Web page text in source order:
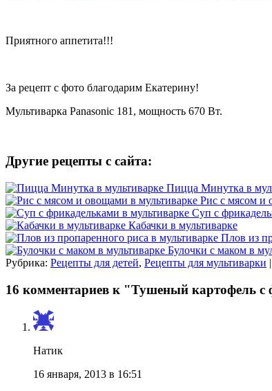
Приятного аппетита!!!
За рецепт с фото благодарим Екатерину!
Мультиварка Panasonic 181, мощность 670 Вт.
Другие рецепты с сайта:
Пицца Минутка в
Рис с мясом и
Суп с
Кабачки в мультиварке
Плов из
Булочки с маком в
Рубрика: Рецепты для детей, Рецепты для мультиварки
16 комментариев к "Тушеный картофель с
Натик
16 января, 2013 в 16:51